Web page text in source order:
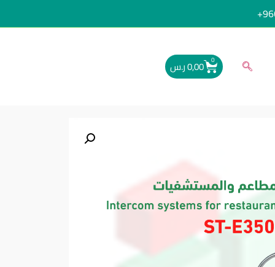
0,00ر.س 0